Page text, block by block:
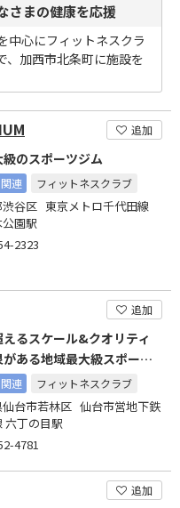
さまの健康を応援
中心にフィットネスクラ
、加西市北条町に施設を
追加
のスポーツジム
連 フィットネスクラブ
渋谷区 東京メトロ千代田線
園駅
2323
追加
るスケール&クオリティ
ある地域最大級スポーツ
連 フィットネスクラブ
仙台市若林区 仙台市営地下鉄
六丁の目駅
4781
追加